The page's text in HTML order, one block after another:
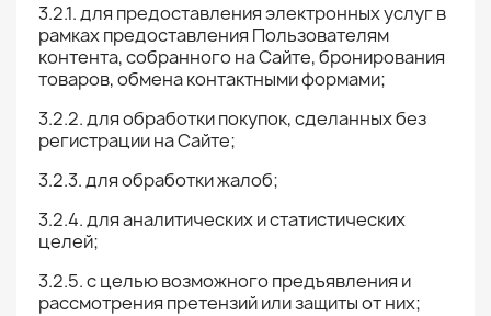
3.2.1. для предоставления электронных услуг в
рамках предоставления Пользователям
контента, собранного на Сайте, бронирования
товаров, обмена контактными формами;
3.2.2. для обработки покупок, сделанных без
регистрации на Сайте;
3.2.3. для обработки жалоб;
3.2.4. для аналитических и статистических
целей;
3.2.5. с целью возможного предъявления и
рассмотрения претензий или защиты от них;